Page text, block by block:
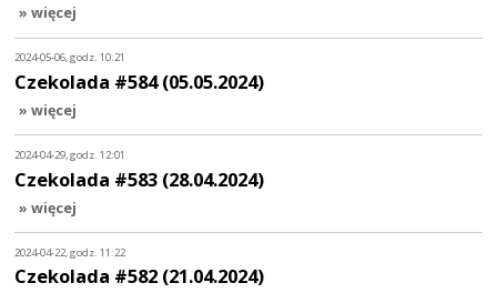
» więcej
2024-05-06, godz. 10:21
Czekolada #584 (05.05.2024)
» więcej
2024-04-29, godz. 12:01
Czekolada #583 (28.04.2024)
» więcej
2024-04-22, godz. 11:22
Czekolada #582 (21.04.2024)